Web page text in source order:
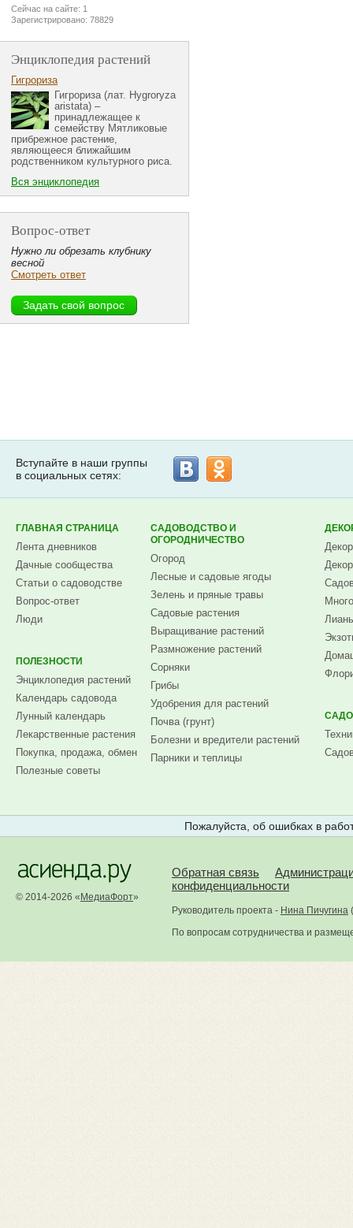
Сейчас на сайте: 1
Зарегистрировано: 78829
Энциклопедия растений
Гигрориза
Гигрориза (лат. Hygroryza
aristata) –
принадлежащее к
семейству Мятликовые
прибрежное растение,
являющееся ближайшим
родственником культурного риса.
Вся энциклопедия
Вопрос-ответ
Нужно ли обрезать клубнику
весной
Смотреть ответ
Вступайте в наши группы
в социальных сетях:
ГЛАВНАЯ СТРАНИЦА
Лента дневников
Дачные сообщества
Статьи о садоводстве
Вопрос-ответ
Люди
ПОЛЕЗНОСТИ
Энциклопедия растений
Календарь садовода
Лунный календарь
Лекарственные растения
Покупка, продажа, обмен
Полезные советы
САДОВОДСТВО И
ОГОРОДНИЧЕСТВО
Огород
Лесные и садовые ягоды
Зелень и пряные травы
Садовые растения
Выращивание растений
Размножение растений
Сорняки
Грибы
Удобрения для растений
Почва (грунт)
Болезни и вредители растений
Парники и теплицы
Пожалуйста, об ошибках в
© 2014-2026 « МедиаФорт»
Обратная связь
конфиденциальности
Руководитель проекта - Нина Пичугина (
По вопросам сотрудничества и